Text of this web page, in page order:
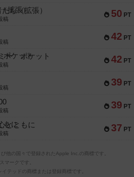
50 PT
ち（拡張）
稿
42 PT
稿
42 PT
ー ポケット
稿
39 PT
稿
39 PT
稿
37 PT
とともに
稿
他の国々で登録されたApple Inc.の商標です。
マークです。
テッドの商標または登録商標です。